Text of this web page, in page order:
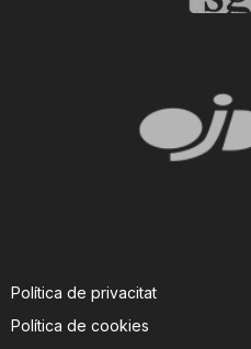
Política de privacitat
Política de cookies